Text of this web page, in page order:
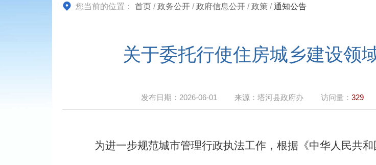
您当前的位置： 首页 /政务公开 /政府信息公开 /政策 /通知公告
关于委托行使住房城乡建设领
发布日期： 2026-06-01 来源： 塔河县政府办 访问量： 329
为进一步规范城市管理行政执法工作，根据《中华人民共